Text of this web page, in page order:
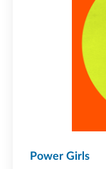
Power Girls